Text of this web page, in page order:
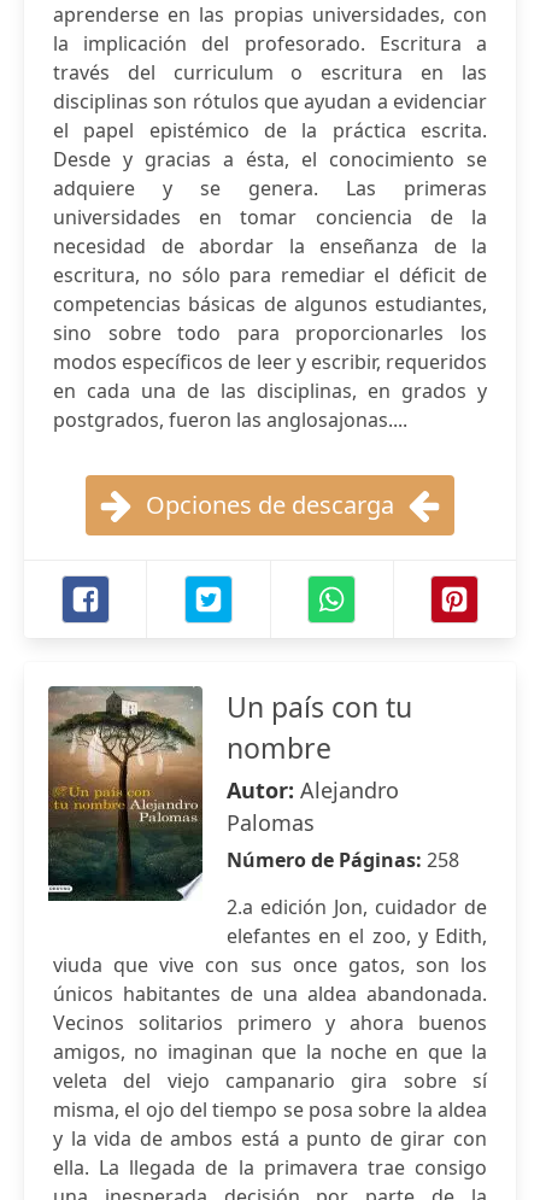
aprenderse en las propias universidades, con
la implicación del profesorado. Escritura a
través del curriculum o escritura en las
disciplinas son rótulos que ayudan a evidenciar
el papel epistémico de la práctica escrita.
Desde y gracias a ésta, el conocimiento se
adquiere y se genera. Las primeras
universidades en tomar conciencia de la
necesidad de abordar la enseñanza de la
escritura, no sólo para remediar el déficit de
competencias básicas de algunos estudiantes,
sino sobre todo para proporcionarles los
modos específicos de leer y escribir, requeridos
en cada una de las disciplinas, en grados y
postgrados, fueron las anglosajonas....
Opciones de descarga
Un país con tu
nombre
Autor: Alejandro
Palomas
Número de Páginas: 258
2.a edición Jon, cuidador de
elefantes en el zoo, y Edith,
viuda que vive con sus once gatos, son los
únicos habitantes de una aldea abandonada.
Vecinos solitarios primero y ahora buenos
amigos, no imaginan que la noche en que la
veleta del viejo campanario gira sobre sí
misma, el ojo del tiempo se posa sobre la aldea
y la vida de ambos está a punto de girar con
ella. La llegada de la primavera trae consigo